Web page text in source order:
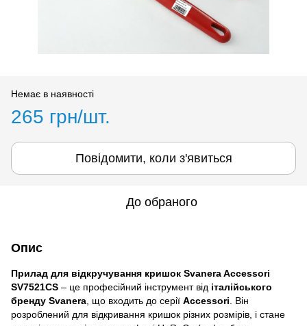
Немає в наявності
265 грн/шт.
Повідомити, коли з'явиться
До обраного
Опис
Прилад для відкручування кришок Svanera Accessori
SV7521CS – це професійний інструмент від італійського
бренду Svanera , що входить до серії Accessori . Він
розроблений для відкривання кришок різних розмірів, і стане